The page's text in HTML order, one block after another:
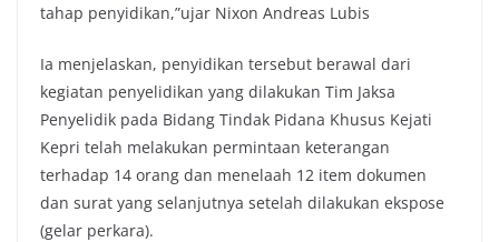
tahap penyidikan,”ujar Nixon Andreas Lubis
Ia menjelaskan, penyidikan tersebut berawal dari
kegiatan penyelidikan yang dilakukan Tim Jaksa
Penyelidik pada Bidang Tindak Pidana Khusus Kejati
Kepri telah melakukan permintaan keterangan
terhadap 14 orang dan menelaah 12 item dokumen
dan surat yang selanjutnya setelah dilakukan ekspose
(gelar perkara).